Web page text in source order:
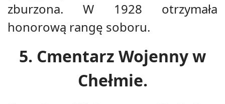
zburzona. W 1928 otrzymała
honorową rangę soboru.
5. Cmentarz Wojenny w
Chełmie.